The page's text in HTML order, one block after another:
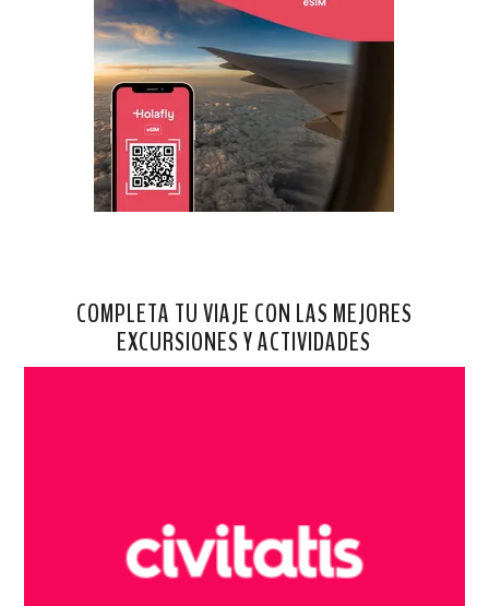
COMPLETA TU VIAJE CON LAS MEJORES
EXCURSIONES Y ACTIVIDADES